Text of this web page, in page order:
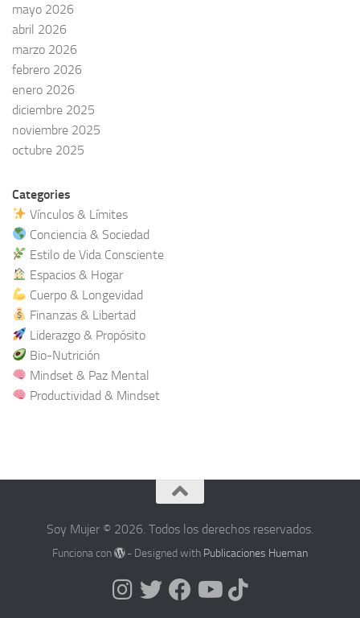
mayo 2026
abril 2026
marzo 2026
febrero 2026
enero 2026
diciembre 2025
noviembre 2025
octubre 2025
Categories
Vínculos & Límites
Conciencia & Sociedad
Estilo de Vida Consciente
Espacios & Hogar
Cuerpo & Longevidad
Finanzas & Libertad
Liderazgo & Propósito
Bio-Nutrición
Mindset & Paz Mental
Productividad & Mindset
Soy Mujer © 2026. Todos los derechos reservados.
Funciona con - Designed with Publicaciones Hueman